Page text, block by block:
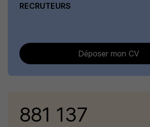
RECRUTEURS
Déposer mon CV
881 137